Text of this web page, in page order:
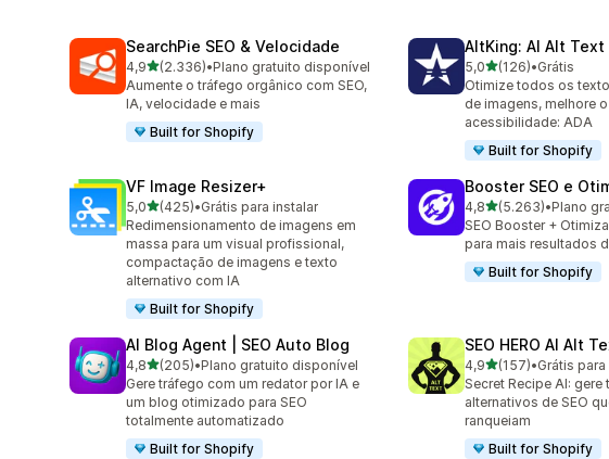
SearchPie SEO & Velocidade
4,9de 5 estrelas
(2.336)
2336 avaliações ao todo
•Plano gratuito disponível
Aumente o tráfego orgânico com SEO,
IA, velocidade e mais
Built for Shopify
AltKing: AI Alt Text
5,0de 5 estrelas
(126)
126 avaliações ao todo
•Grátis
Otimize todos os
de imagens, melhore o
acessibilidade: ADA
Built for Shopify
VF Image Resizer+
5,0de 5 estrelas
(425)
425 avaliações ao todo
•Grátis para instalar
Redimensionamento de imagens em
massa para um visual profissional,
compactação de imagens e texto
alternativo com IA
Built for Shopify
Booster SEO e
4,8de 5 estrelas
(5.263)
5263 avaliações ao
•Plano
SEO Booster +
para mais resultados
Built for Shopify
AI Blog Agent | SEO Auto Blog
4,8de 5 estrelas
(205)
205 avaliações ao todo
•Plano gratuito disponível
Gere tráfego com um redator por IA e
um blog otimizado para SEO
totalmente automatizado
Built for Shopify
SEO HERO AI Alt
4,9de 5 estrelas
(157)
157 avaliações ao
•Grátis
Secret Recipe AI: gere
alternativos de SEO
ranqueiam
Built for Shopify